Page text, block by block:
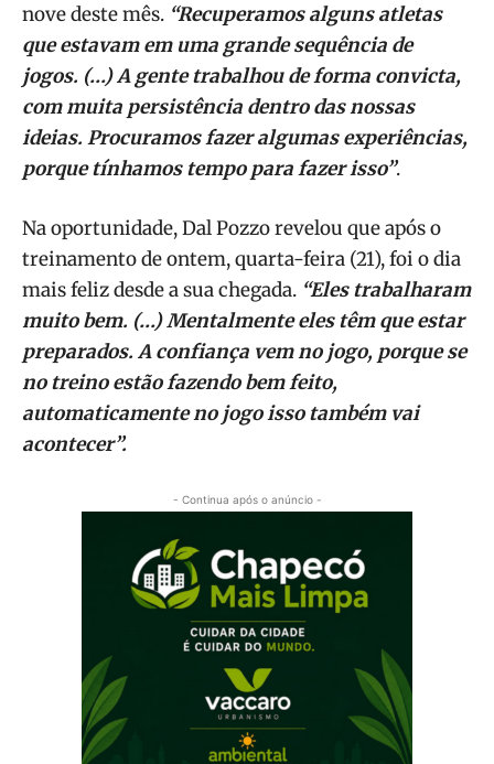
nove deste mês. “Recuperamos alguns atletas
que estavam em uma grande sequência de
jogos. (…) A gente trabalhou de forma convicta,
com muita persistência dentro das nossas
ideias. Procuramos fazer algumas experiências,
porque tínhamos tempo para fazer isso”.
Na oportunidade, Dal Pozzo revelou que após o
treinamento de ontem, quarta-feira (21), foi o dia
mais feliz desde a sua chegada. “Eles trabalharam
muito bem. (…) Mentalmente eles têm que estar
preparados. A confiança vem no jogo, porque se
no treino estão fazendo bem feito,
automaticamente no jogo isso também vai
acontecer”.
- Continua após o anúncio -